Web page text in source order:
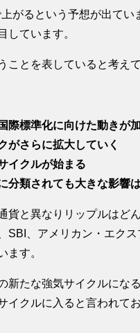
がるという予想が出て
しています。
ことを表していると考えて
標準化に向けた動きが
さらに拡大していく
イクルが始まる
分類されても大きな影響
と異なりリップルはど
SBI、アメリカン・エク
ます。
たな強気サイクルにな
イクルに入ると言われて